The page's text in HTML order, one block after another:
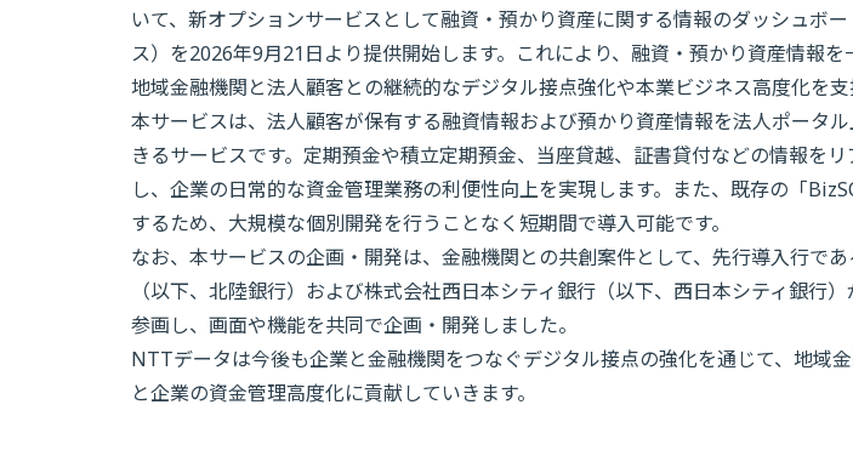
いて、新オプションサービスとして融資・預かり資産に関する情報のダッシュボ
ス）を2026年9月21日より提供開始します。これにより、融資・預かり資産情報を
地域金融機関と法人顧客との継続的なデジタル接点強化や本業ビジネス高度化を支
本サービスは、法人顧客が保有する融資情報および預かり資産情報を法人ポータ
きるサービスです。定期預金や積立定期預金、当座貸越、証書貸付などの情報を
し、企業の日常的な資金管理業務の利便性向上を実現します。また、既存の「
するため、大規模な個別開発を行うことなく短期間で導入可能です。
なお、本サービスの企画・開発は、金融機関との共創案件として、先行導入行で
（以下、北陸銀行）および株式会社西日本シティ銀行（以下、西日本シティ銀行
参画し、画面や機能を共同で企画・開発しました。
NTTデータは今後も企業と金融機関をつなぐデジタル接点の強化を通じて、地域
と企業の資金管理高度化に貢献していきます。